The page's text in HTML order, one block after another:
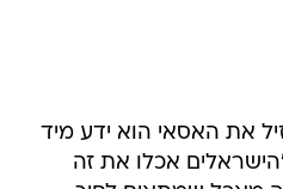
את האסאי הוא ידע מיד
אכלו את זה